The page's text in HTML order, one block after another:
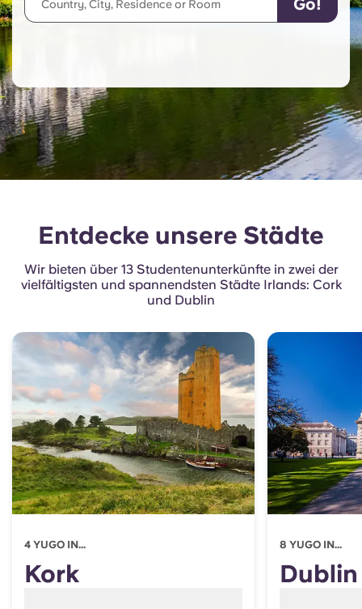
English (GB)
Deutsch
Italian
French
Portuguese
Wähle ein Land aus
Anmelden
Entdecke unsere Städte
Wir bieten über 13 Studentenunterkünfte in zwei der
vielfältigsten und spannendsten Städte Irlands: Cork
und Dublin
4 YUGO IN...
Kork
8 YUGO IN...
Dublin